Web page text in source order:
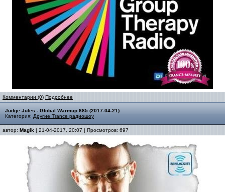
Комментарии (0) Подробнее
Judge Jules - Global Warmup 685 (2017-04-21)
Категория: Другие Trance радиошоу
автор: Magik | 21-04-2017, 20:07 | Просмотров: 697